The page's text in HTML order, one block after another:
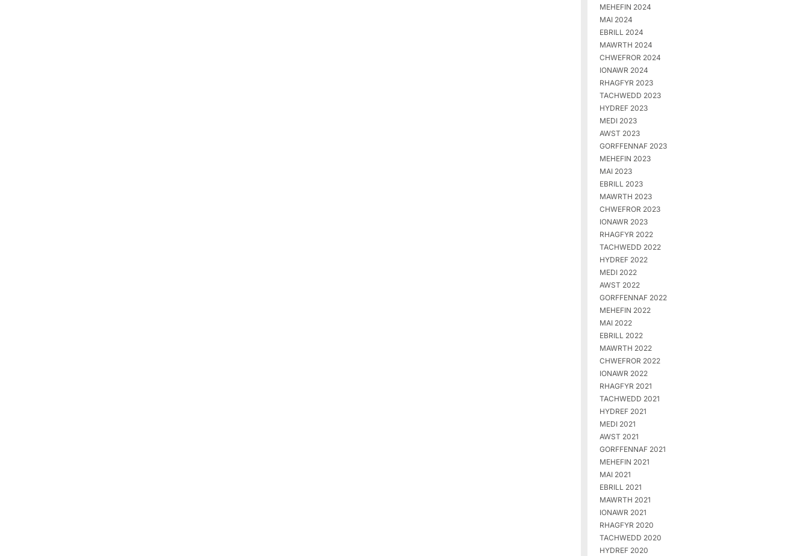
MEHEFIN 2024
MAI 2024
EBRILL 2024
MAWRTH 2024
CHWEFROR 2024
IONAWR 2024
RHAGFYR 2023
TACHWEDD 2023
HYDREF 2023
MEDI 2023
AWST 2023
GORFFENNAF 2023
MEHEFIN 2023
MAI 2023
EBRILL 2023
MAWRTH 2023
CHWEFROR 2023
IONAWR 2023
RHAGFYR 2022
TACHWEDD 2022
HYDREF 2022
MEDI 2022
AWST 2022
GORFFENNAF 2022
MEHEFIN 2022
MAI 2022
EBRILL 2022
MAWRTH 2022
CHWEFROR 2022
IONAWR 2022
RHAGFYR 2021
TACHWEDD 2021
HYDREF 2021
MEDI 2021
AWST 2021
GORFFENNAF 2021
MEHEFIN 2021
MAI 2021
EBRILL 2021
MAWRTH 2021
IONAWR 2021
RHAGFYR 2020
TACHWEDD 2020
HYDREF 2020